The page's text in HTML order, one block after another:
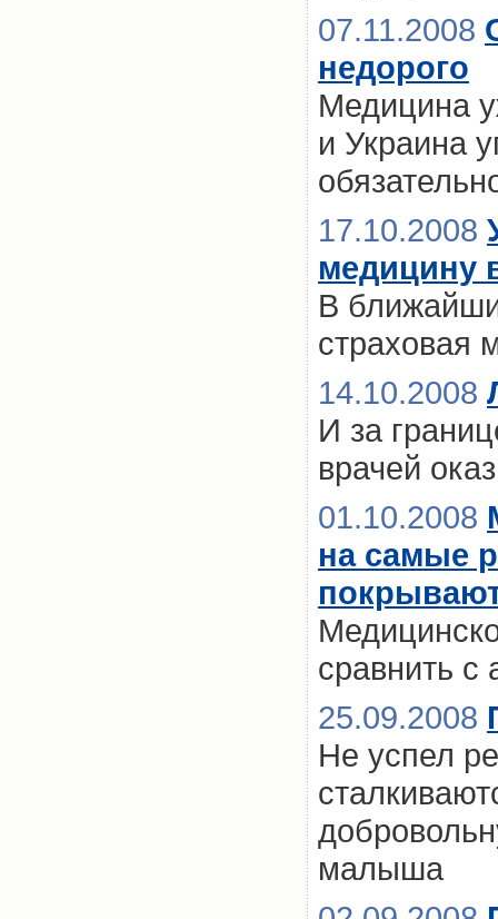
07.11.2008
недорого
Медицина
и Украина
17.10.2008
медицину
В
страховая
14.10.2008
И за
врачей
01.10.2008
на самые
сравнить
25.09.2008
Не успел
малыша